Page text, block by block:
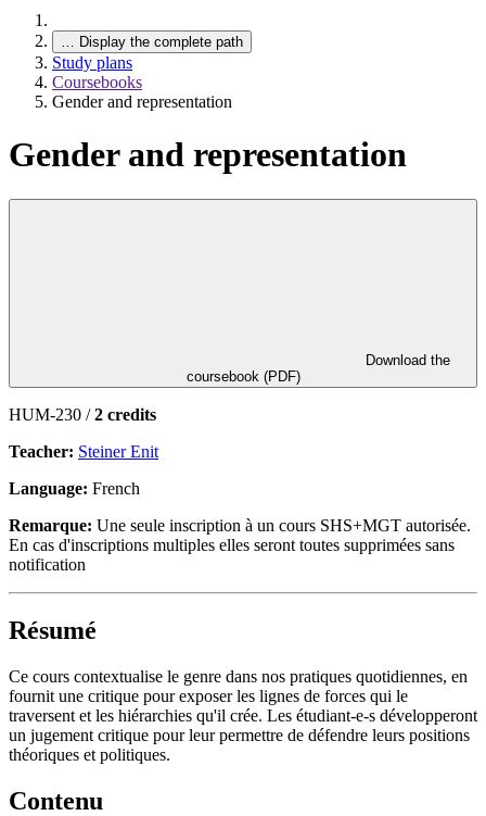
… Display the complete path
Study plans
Coursebooks
Gender and representation
Gender and representation
coursebook (PDF)
HUM-230 /2 credits
Teacher: Steiner Enit
Language: French
Remarque: Une seule inscription à un cours SHS+MGT autorisée.
En cas d'inscriptions multiples elles seront toutes supprimées sans
notification
Résumé
Ce cours contextualise le genre dans nos pratiques quotidiennes, en
fournit une critique pour exposer les lignes de forces qui le
traversent et les hiérarchies qu'il crée. Les étudiant-e-s développeront
un jugement critique pour leur permettre de défendre leurs positions
théoriques et politiques.
Contenu